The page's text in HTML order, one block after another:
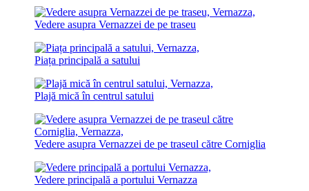
Vedere asupra Vernazzei de pe traseu
Piața principală a satului
Plajă mică în centrul satului
Vedere asupra Vernazzei de pe traseul către Corniglia
Vedere principală a portului Vernazza